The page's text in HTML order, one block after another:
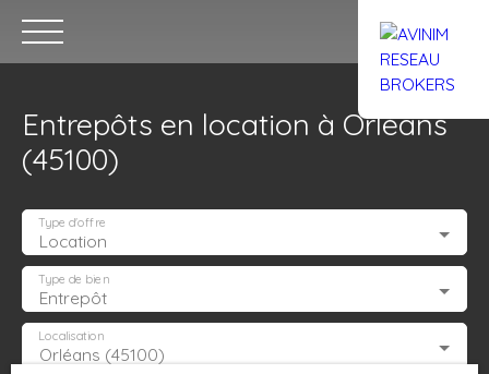
Accueil Acheter Trouver un
Estimation
Entrepôts en location à Orléans
(45100)
Location
Type d'offre
Entrepôt
Type de bien
Orléans (45100)
Localisation